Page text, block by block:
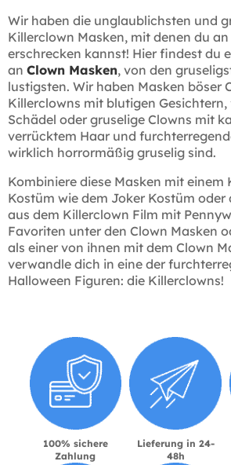
Wir haben die unglaublichsten und
Killerclown Masken, mit denen du
erschrecken kannst! Hier findest du
an Clown Masken, von den
lustigsten. Wir haben Masken böser
Killerclowns mit blutigen
Schädel oder gruselige Clowns mit
verrücktem Haar und
wirklich horrormäßig gruselig sind.
Kombiniere diese Masken mit einem
Kostüm wie dem Joker Kostüm oder
aus dem Killerclown Film mit
Favoriten unter den Clown Masken
als einer von ihnen mit dem Clown
verwandle dich in eine der
Halloween Figuren: die Killerclowns!
100% sichere
Zahlung
Lieferung in 24-
48h